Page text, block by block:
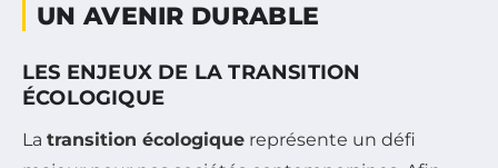
UN AVENIR DURABLE
LES ENJEUX DE LA TRANSITION
ÉCOLOGIQUE
La transition écologique représente un défi